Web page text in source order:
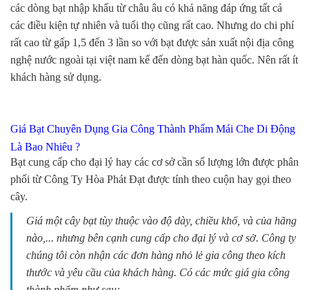
các dòng bạt nhập khẩu từ châu âu có khả năng đáp ứng tất cả
các điều kiện tự nhiên và tuổi thọ cũng rất cao. Nhưng do chi phí
rất cao từ gấp 1,5 đến 3 lần so với bạt được sản xuất nội địa công
nghệ nước ngoài tại việt nam kể đến dòng bạt hàn quốc. Nên rất ít
khách hàng sử dụng.
Giá Bạt Chuyên Dụng Gia Công Thành Phẩm Mái Che Di Động
Là Bao Nhiêu ?
Bạt cung cấp cho đại lý hay các cơ sở cần số lượng lớn được phân
phối từ Công Ty Hòa Phát Đạt được tính theo cuộn hay gọi theo
cây.
Giá một cây bạt tùy thuộc vào độ dày, chiều khổ, và của hãng
nào,... nhưng bên cạnh cung cấp cho đại lý và cơ sở. Công ty
chúng tôi còn nhận các đơn hàng nhỏ lẻ gia công theo kích
thước và yêu cầu của khách hàng. Có các mức giá gia công